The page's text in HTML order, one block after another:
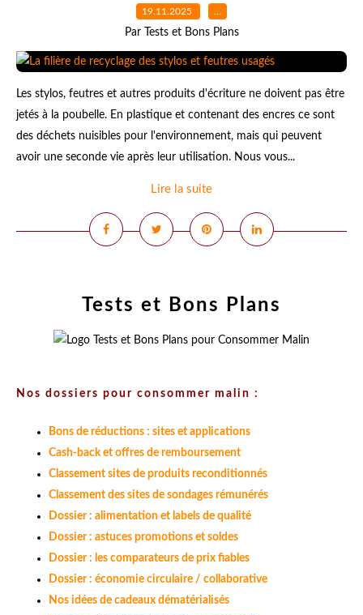
19.11.2025 …
Par Tests et Bons Plans
Les stylos, feutres et autres produits d'écriture ne doivent pas être
jetés à la poubelle. En plastique et contenant des encres ce sont
des déchets nuisibles pour l'environnement, mais qui peuvent
avoir une seconde vie après leur utilisation. Nous vous...
Lire la suite
Tests et Bons Plans
Nos dossiers pour consommer malin :
Bons de réductions : sites et applications
Cash-back et offres de remboursement
Classement sites de produits reconditionnés
Classement des sites de sondages rémunérés
Dossier : alimentation et labels de qualité
Dossier : astuces promotions et soldes
Dossier : les comparateurs de prix fiables
Dossier : économie circulaire / collaborative
Nos idées de cadeaux dématérialisés